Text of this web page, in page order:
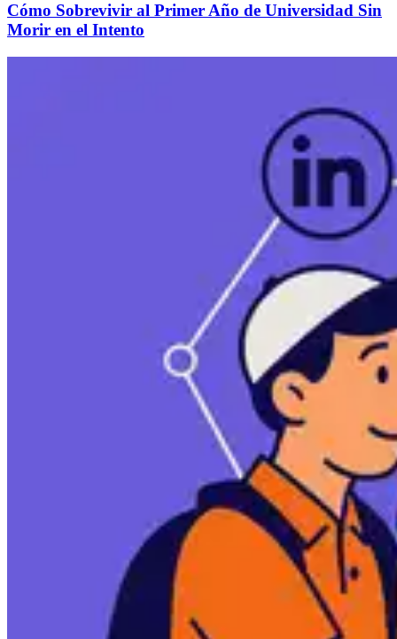
Cómo Sobrevivir al Primer Año de Universidad Sin
Morir en el Intento